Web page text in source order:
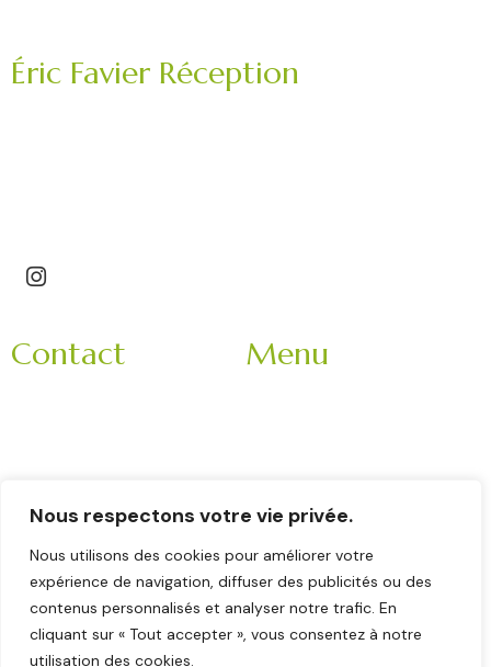
Nous respectons votre vie privée.
Nous utilisons des cookies pour améliorer votre
expérience de navigation, diffuser des publicités ou des
contenus personnalisés et analyser notre trafic. En
cliquant sur « Tout accepter », vous consentez à notre
utilisation des cookies.
Éric Favier Réception
Contact
9h-18h
Veuillez nous contacter
en matinée :
06 11 78 62 52
Menu
Nos partenaires
La brigade
Contact